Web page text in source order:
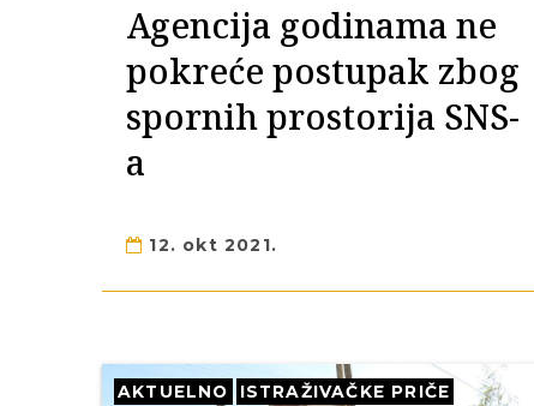
Agencija godinama ne
pokreće postupak zbog
spornih prostorija SNS-
a
12. okt 2021.
AKTUELNO ISTRAŽIVAČKE PRIČE